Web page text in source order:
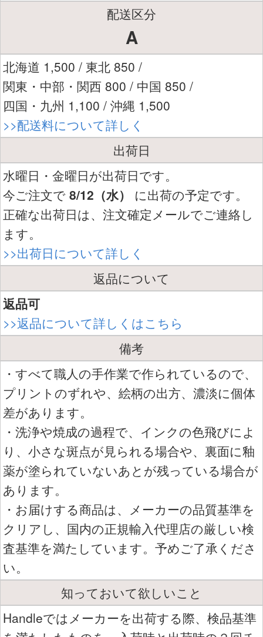
配送区分
A
北海道 1,500 / 東北 850 /
関東・中部・関西 800 / 中国 850 /
四国・九州 1,100 / 沖縄 1,500
>>配送料について詳しく
出荷日
水曜日・金曜日が出荷日です。
今ご注文で 8/12（水）
に出荷の予定です。
正確な出荷日は、注文確定メールでご連絡し
ます。
>>出荷日について詳しく
返品について
返品可
>>返品について詳しくはこちら
備考
・すべて職人の手作業で作られているので、
プリントのずれや、絵柄の出方、濃淡に個体
差があります。
・洗浄や焼成の過程で、インクの色飛びによ
り、小さな斑点が見られる場合や、裏面に釉
薬が塗られていないあとが残っている場合が
あります。
・お届けする商品は、メーカーの品質基準を
クリアし、国内の正規輸入代理店の厳しい検
査基準を満たしています。予めご了承くださ
い。
知っておいて欲しいこと
Handleではメーカーを出荷する際、検品基準